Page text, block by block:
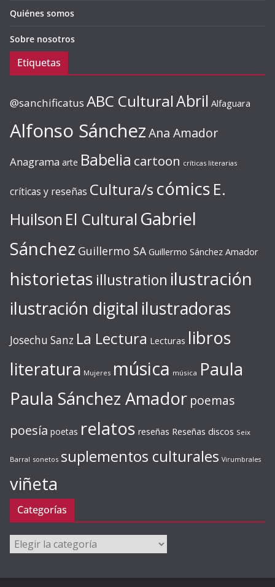
Quiénes somos
Sobre nosotros
Etiquetas
@sanchificatus ABC CulturalAbril Alfaguara
Alfonso SánchezAna Amador
Anagrama arte Babelia cartoon críticas literarias
críticas y reseñas Cultura/s cómics E.
Huilson El Cultural Gabriel
Sánchez Guillermo SA Guillermo Sánchez Amador
historietas illustration ilustración
ilustración digital ilustradoras
Josechu Sanz La Lectura Lecturas libros
literatura Mujeres música música Paula
Paula Sánchez Amador poemas
poesía poetas relatos reseñas Reseñas discos Seix
Barral sonetos suplementos culturales Virumbrales
viñeta
Categorías
Categorías